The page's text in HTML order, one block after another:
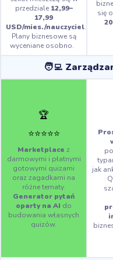
przedziale 12,99–
17,99
USD/mies./nauczyciel.
Plany biznesowe są
wyceniane osobno.
się
🧑‍💻
🏆
⭐️⭐️⭐️⭐️⭐️
Marketplace z
darmowymi i płatnymi
gotowymi quizami
oraz zagadkami na
różne tematy.
Generator pytań
oparty na AI do
budowania własnych
quizów.
jak